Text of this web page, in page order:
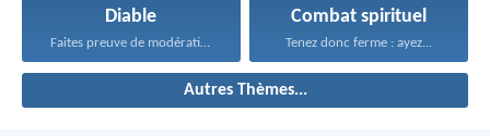
Diable
Faites preuve de modération...
Combat spirituel
Tenez donc ferme : ayez...
Autres Thèmes...